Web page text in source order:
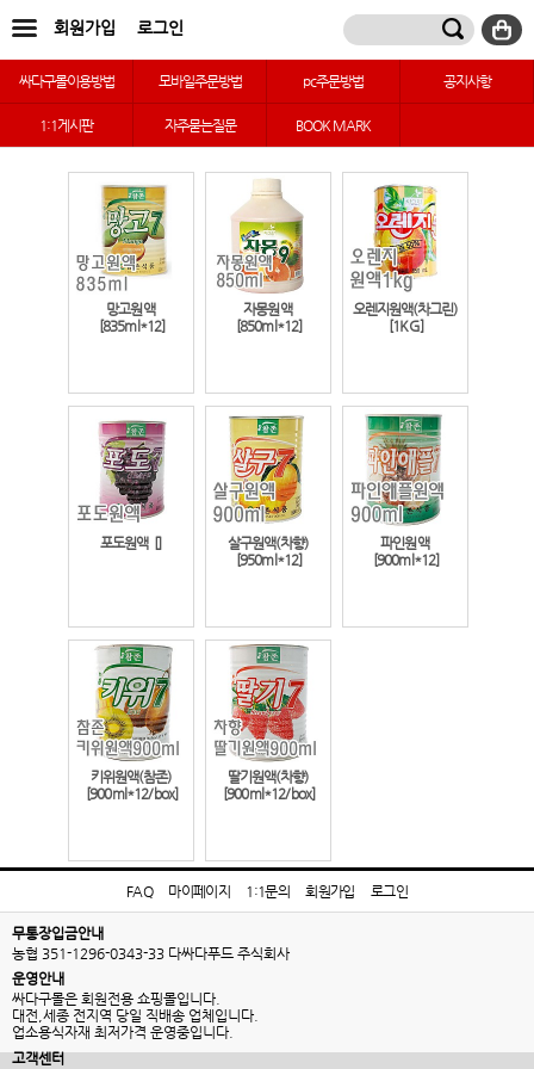
회원가입 로그인
싸다구몰이용방법 모바일주문방법 pc주문방법 공지사항
1:1게시판 자주묻는질문 BOOK MARK
망고원액
[835ml*12]
자몽원액
[850ml*12]
오렌지원액(차그린)
[1KG]
포도원액 []
살구원액(차향)
[950ml*12]
파인원액
[900ml*12]
키위원액(참존)
[900ml*12/box]
딸기원액(차향)
[900ml*12/box]
FAQ 마이페이지 1:1문의 회원가입 로그인
무통장입금안내
농협 351-1296-0343-33 다싸다푸드 주식회사
운영안내
싸다구몰은 회원전용 쇼핑몰입니다.
대전,세종 전지역 당일 직배송 업체입니다.
업소용식자재 최저가격 운영중입니다.
고객센터